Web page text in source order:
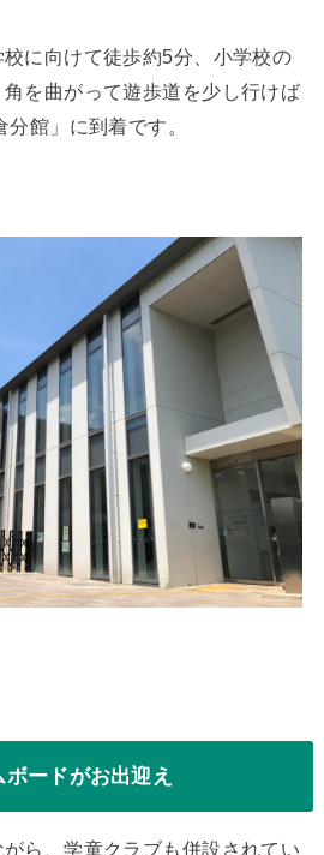
に向けて徒歩約5分、小学校の
を曲がって遊歩道を少し行けば
分館」に到着です。
ードがお出迎え
ら、学童クラブも併設されてい